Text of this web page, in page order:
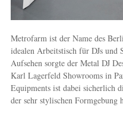
Metrofarm ist der Name des
idealen Arbeitstisch für DJs und
Aufsehen sorgte der Metal DJ
Karl Lagerfeld Showrooms in
Equipments ist dabei sicherlich
der sehr stylischen